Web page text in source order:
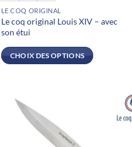
LE COQ ORIGINAL
Le coq original Louis XIV – avec
son étui
CHOIX DES OPTIONS
a
plusieurs
Les
être
choisies